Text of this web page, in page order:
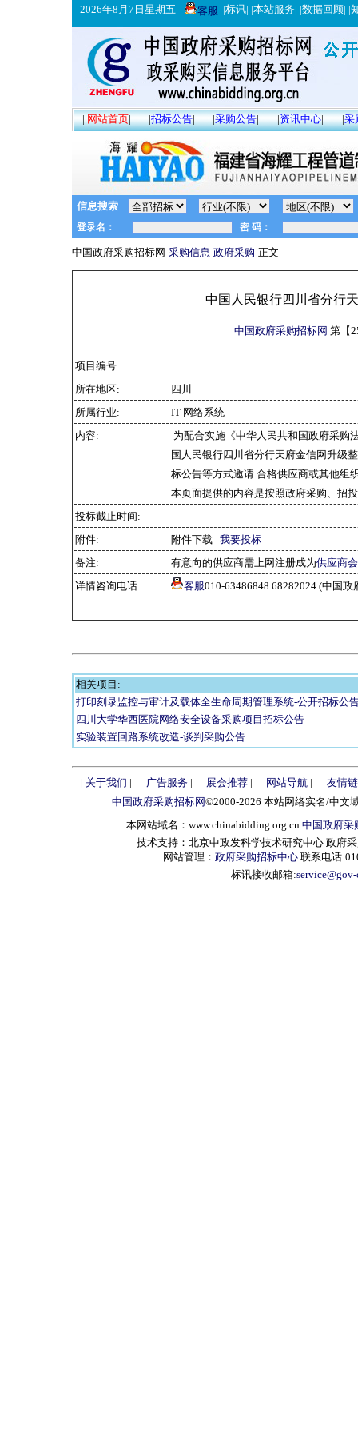
2026年8月7日星期五 客服 |标讯| |本站服务| |数据回顾| |
|网站首页| |招标公告| |采购公告| |资讯中心| |采
信息搜索
中国政府采购招标网-采购信息-政府采购-正文
中国人民银行四川省分行
中国政府采购招标网 第【
项目编号:
所在地区:
四川
所属行业:
IT 网络系统
内容:
为配合实施《中华人民共和国政府采购
国人民银行四川省分行天府金信网升级
标公告等方式邀请 合格供应商或其他组
本页面提供的内容是按照政府采购、招
投标截止时间:
附件:
附件下载 我要投标
备注:
有意向的供应商需上网注册成为供应商
详情咨询电话:
客服010-63486848 68282024 (中国
相关项目:
打印刻录监控与审计及载体全生命周期管理系统-公开招标公
四川大学华西医院网络安全设备采购项目招标公告
实验装置回路系统改造-谈判采购公告
| 关于我们 | 广告服务| 展会推荐| 网站导航 |
友情
中国政府采购招标网©2000-2026 本站网络实名/中文
本网站域名：www.chinabidding.org.cn 中国政府采
技术支持：北京中政发科学技术研究中心 政府
网站管理： 政府采购招标中心 联系电话
标讯接收邮箱: